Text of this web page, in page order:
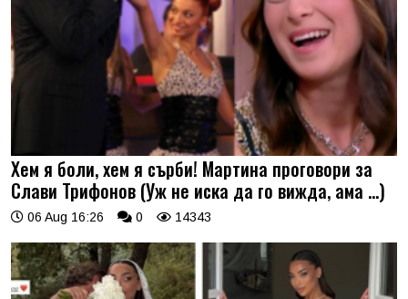
Хем я боли, хем я сърби! Мартина проговори за
Слави Трифонов (Уж не иска да го вижда, ама …)
06 Aug 16:26 0 14343